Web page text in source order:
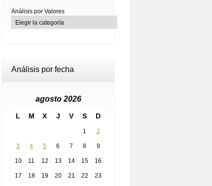
Análisis por Valores
Análisis por fecha
agosto 2026
L M X J V S D
1 2
3 4 5 6 7 8 9
10 11 12 13 14 15 16
17 18 19 20 21 22 23